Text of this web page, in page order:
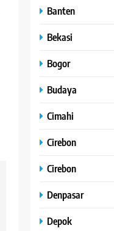
Banten
Bekasi
Bogor
Budaya
Cimahi
Cirebon
Cirebon
Denpasar
Depok